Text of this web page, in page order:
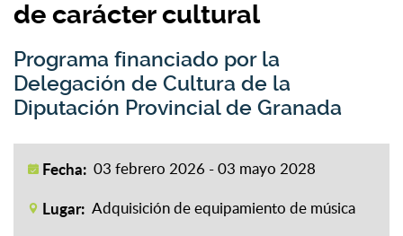
de carácter cultural
Programa financiado por la
Delegación de Cultura de la
Diputación Provincial de Granada
Fecha: 03 febrero 2026 - 03 mayo 2028
Lugar: Adquisición de equipamiento de música